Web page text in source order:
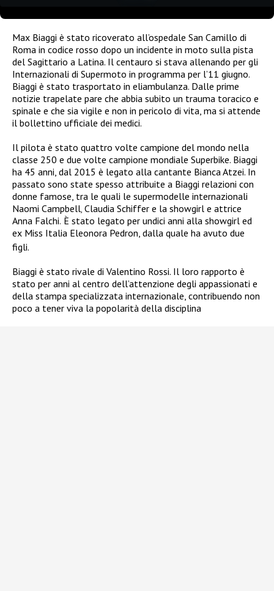
Max Biaggi è stato ricoverato all’ospedale San Camillo di
Roma in codice rosso dopo un incidente in moto sulla pista
del Sagittario a Latina. Il centauro si stava allenando per gli
Internazionali di Supermoto in programma per l’11 giugno.
Biaggi è stato trasportato in eliambulanza. Dalle prime
notizie trapelate pare che abbia subito un trauma toracico e
spinale e che sia vigile e non in pericolo di vita, ma si attende
il bollettino ufficiale dei medici.
Il pilota è stato quattro volte campione del mondo nella
classe 250 e due volte campione mondiale Superbike. Biaggi
ha 45 anni, dal 2015 è legato alla cantante Bianca Atzei. In
passato sono state spesso attribuite a Biaggi relazioni con
donne famose, tra le quali le supermodelle internazionali
Naomi Campbell, Claudia Schiffer e la showgirl e attrice
Anna Falchi. È stato legato per undici anni alla showgirl ed
ex Miss Italia Eleonora Pedron, dalla quale ha avuto due
figli.
Biaggi è stato rivale di Valentino Rossi. Il loro rapporto è
stato per anni al centro dell’attenzione degli appassionati e
della stampa specializzata internazionale, contribuendo non
poco a tener viva la popolarità della disciplina